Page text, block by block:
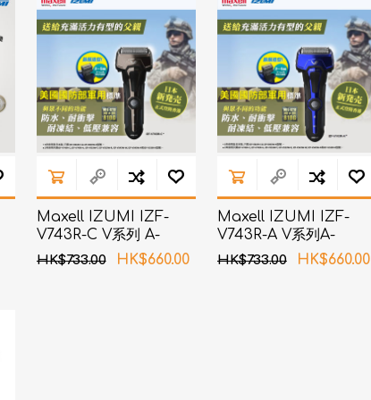
Maxell IZUMI IZF-
V743R-C V系列 A-
DRIVE 4刀片电须刨 (銅
HK$733.00 HK$660.00
Maxell IZUMI IZF-
V743R-A V系列A-
DRIVE 4刀片电须刨 (深
海蓝色)
HK$733.00 HK$660.00